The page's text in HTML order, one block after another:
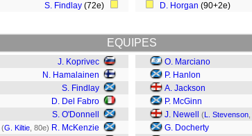
S. Findlay (72e)
D. Horgan (90+2e)
EQUIPES
J. Koprivec
N. Hamalainen
S. Findlay
D. Del Fabro
S. O'Donnell
(G. Kiltie , 80e) R. McKenzie
O. Marciano
P. Hanlon
A. Jackson
P. McGinn
J. Newell
(L. Stevenson
G. Docherty